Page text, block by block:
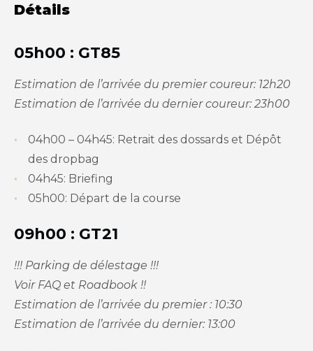
Détails
05h00 : GT85
Estimation de l’arrivée du premier coureur: 12h20
Estimation de l’arrivée du dernier coureur: 23h00
04h00 – 04h45: Retrait des dossards et Dépôt
des dropbag
04h45: Briefing
05h00: Départ de la course
09h00 : GT21
!!! Parking de délestage !!!
Voir FAQ et Roadbook !!
Estimation de l’arrivée du premier : 10:30
Estimation de l’arrivée du dernier: 13:00